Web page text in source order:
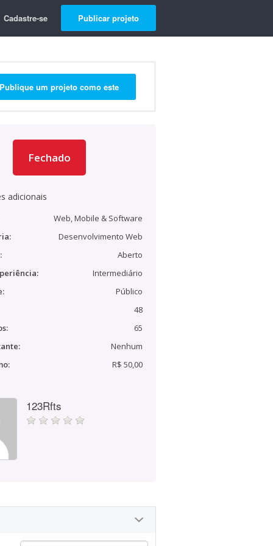
Cadastre-se Publicar projeto
Publique um projeto como este
Fechado
adicionais
Web, Mobile & Software
Desenvolvimento Web
Aberto
Intermediário
Público
48
65
Nenhum
R$ 50,00
123Rfts